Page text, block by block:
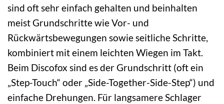
sind oft sehr einfach gehalten und beinhalten
meist Grundschritte wie Vor- und
Rückwärtsbewegungen sowie seitliche Schritte,
kombiniert mit einem leichten Wiegen im Takt.
Beim Discofox sind es der Grundschritt (oft ein
„Step-Touch“ oder „Side-Together-Side-Step“) und
einfache Drehungen. Für langsamere Schlager